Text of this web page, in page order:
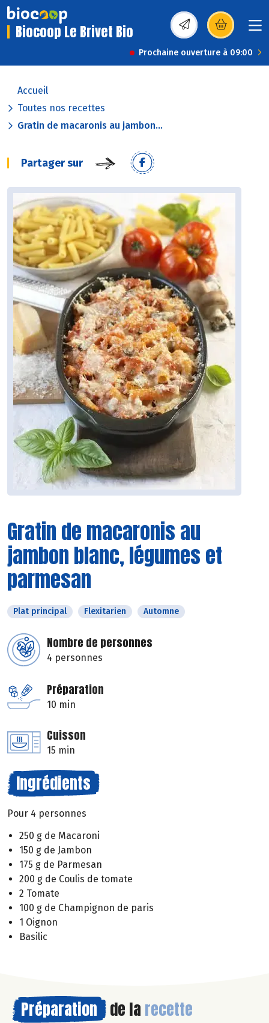
Biocoop Le Brivet Bio (s’ouvre dans une
Prochaine ouverture à 09:00
Accueil
Toutes nos recettes
Gratin de macaronis au jambon...
Partager sur
Gratin de macaronis au
jambon blanc, légumes et
parmesan
Plat principal Flexitarien Automne
Nombre de personnes
4 personnes
Préparation
10 min
Cuisson
15 min
Ingrédients
Pour 4 personnes
250 g de Macaroni
150 g de Jambon
175 g de Parmesan
200 g de Coulis de tomate
2 Tomate
100 g de Champignon de paris
1 Oignon
Basilic
Préparation de la recette